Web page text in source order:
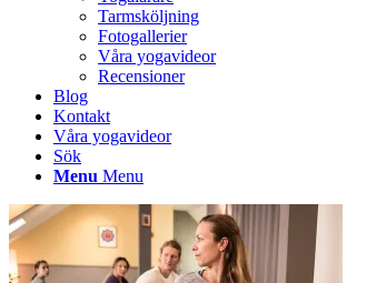
Tarmsköljning
Fotogallerier
Våra yogavideor
Recensioner
Blog
Kontakt
Våra yogavideor
Sök
Menu Menu